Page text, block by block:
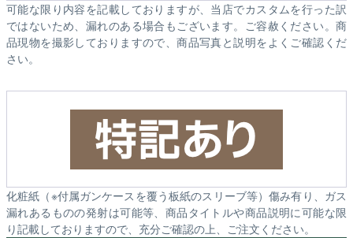
可能な限り内容を記載しておりますが、当店でカスタムを行った訳
ではないため、漏れのある場合もございます。ご容赦ください。商
品現物を撮影しておりますので、商品写真と説明をよくご確認くだ
さい。
化粧紙（※付属ガンケースを覆う板紙のスリーブ等）傷み有り、ガス
漏れあるものの発射は可能等、商品タイトルや商品説明に可能な限
り記載しておりますので、充分ご確認の上、ご注文ください。